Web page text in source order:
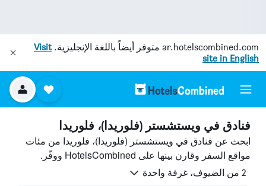
ar.hotelscombined.com متوفر أيضاً باللغة الإنجليزية.Visit
site in English
فنادق في ويستشستر (فلوريدا)، فلوريدا
ابحث عن فنادق في ويستشستر (فلوريدا)، فلوريدا من مئات
مواقع السفر وقارن بينها على HotelsCombined ووفّر.
2 من الضيوف، غرفة واحدة